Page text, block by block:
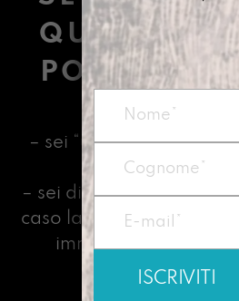
QUESTE
DUE:
– sei “una ricercatrice
l’Università
– sei divorata
caso la regola d’oro è
immagine che ti ha